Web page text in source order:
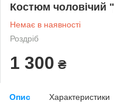
Костюм чоловічий
Немає в наявності
Роздріб
1 300 ₴
Опис Характеристики